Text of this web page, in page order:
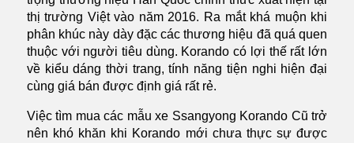
thị trường Việt vào năm 2016. Ra mắt khá muộn khi
phân khúc này dày đặc các thương hiệu đã quá quen
thuộc với người tiêu dùng. Korando có lợi thế rất lớn
về kiểu dáng thời trang, tính năng tiện nghi hiện đại
cùng giá bán được định giá rất rẻ.
Việc tìm mua các mẫu xe Ssangyong Korando Cũ trở
nên khó khăn khi Korando mới chưa thực sự được